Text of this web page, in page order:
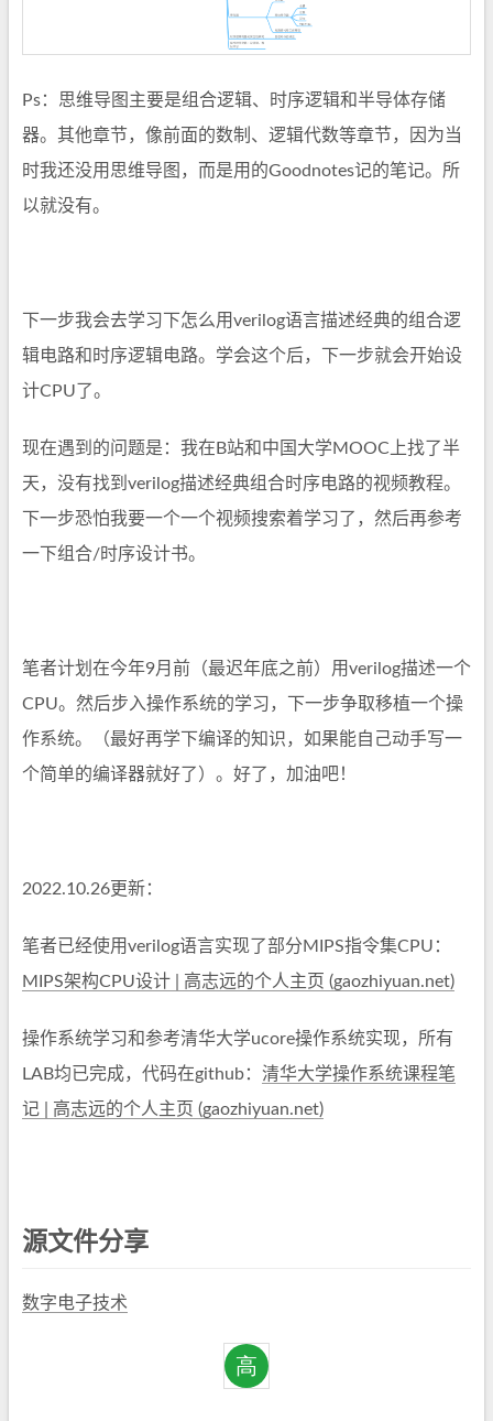
Ps：思维导图主要是组合逻辑、时序逻辑和半导体存储
器。其他章节，像前面的数制、逻辑代数等章节，因为当
时我还没用思维导图，而是用的Goodnotes记的笔记。所
以就没有。
下一步我会去学习下怎么用verilog语言描述经典的组合逻
辑电路和时序逻辑电路。学会这个后，下一步就会开始设
计CPU了。
现在遇到的问题是：我在B站和中国大学MOOC上找了半
天，没有找到verilog描述经典组合时序电路的视频教程。
下一步恐怕我要一个一个视频搜索着学习了，然后再参考
一下组合/时序设计书。
笔者计划在今年9月前（最迟年底之前）用verilog描述一个
CPU。然后步入操作系统的学习，下一步争取移植一个操
作系统。（最好再学下编译的知识，如果能自己动手写一
个简单的编译器就好了）。好了，加油吧！
2022.10.26更新：
笔者已经使用verilog语言实现了部分MIPS指令集CPU：
MIPS架构CPU设计 | 高志远的个人主页 (gaozhiyuan.net)
操作系统学习和参考清华大学ucore操作系统实现，所有
LAB均已完成，代码在github： 清华大学操作系统课程笔
记 | 高志远的个人主页 (gaozhiyuan.net)
源文件分享
数字电子技术